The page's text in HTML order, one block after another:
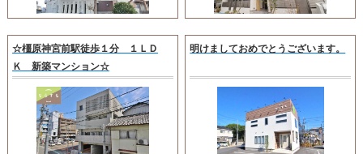
☆橿原神宮前駅徒歩１分 １ＬＤ
Ｋ 新築マンション☆
明けましておめでとうございます。